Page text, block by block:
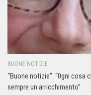
BUONE NOTIZIE
“Buone notizie”. “0gni cosa
sempre un arricchimento”